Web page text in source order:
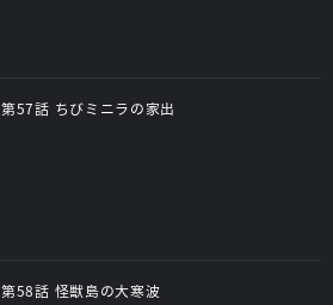
第57話 ちびミニラの家出
第58話 怪獣島の大寒波